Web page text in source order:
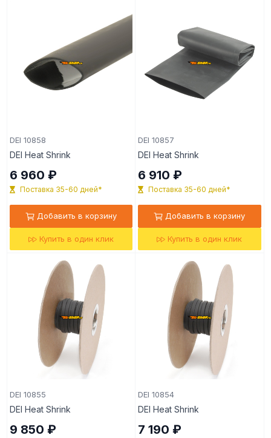
DEI 10858
DEI Heat Shrink
6 960 ₽
Поставка 35-60 дней*
Добавить в корзину
Купить в один клик
DEI 10857
DEI Heat Shrink
6 910 ₽
Поставка 35-60 дней*
Добавить в корзину
Купить в один клик
DEI 10855
DEI Heat Shrink
9 850 ₽
DEI 10854
DEI Heat Shrink
7 190 ₽